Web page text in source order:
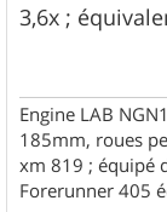
s
s
3,6x ;
Engine LAB
185mm, roues
xm 819 ; équipé
Forerunner 405